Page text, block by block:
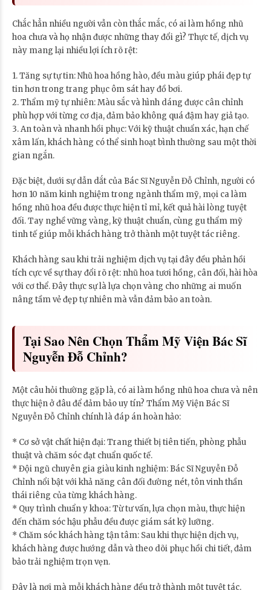
Chắc hẳn nhiều người vẫn còn thắc mắc, có ai làm hồng nhũ
hoa chưa và họ nhận được những thay đổi gì? Thực tế, dịch vụ
này mang lại nhiều lợi ích rõ rệt:
1. Tăng sự tự tin: Nhũ hoa hồng hào, đều màu giúp phái đẹp tự
tin hơn trong trang phục ôm sát hay đồ bơi.
2. Thẩm mỹ tự nhiên: Màu sắc và hình dáng được cân chỉnh
phù hợp với từng cơ địa, đảm bảo không quá đậm hay giả tạo.
3. An toàn và nhanh hồi phục: Với kỹ thuật chuẩn xác, hạn chế
xâm lấn, khách hàng có thể sinh hoạt bình thường sau một thời
gian ngắn.
Đặc biệt, dưới sự dẫn dắt của Bác Sĩ Nguyễn Đỗ Chỉnh, người có
hơn 10 năm kinh nghiệm trong ngành thẩm mỹ, mọi ca làm
hồng nhũ hoa đều được thực hiện tỉ mỉ, kết quả hài lòng tuyệt
đối. Tay nghề vững vàng, kỹ thuật chuẩn, cùng gu thẩm mỹ
tinh tế giúp mỗi khách hàng trở thành một tuyệt tác riêng.
Khách hàng sau khi trải nghiệm dịch vụ tại đây đều phản hồi
tích cực về sự thay đổi rõ rệt: nhũ hoa tươi hồng, cân đối, hài hòa
với cơ thể. Đây thực sự là lựa chọn vàng cho những ai muốn
nâng tầm vẻ đẹp tự nhiên mà vẫn đảm bảo an toàn.
Tại Sao Nên Chọn Thẩm Mỹ Viện Bác Sĩ
Nguyễn Đỗ Chỉnh?
Một câu hỏi thường gặp là, có ai làm hồng nhũ hoa chưa và nên
thực hiện ở đâu để đảm bảo uy tín? Thẩm Mỹ Viện Bác Sĩ
Nguyễn Đỗ Chỉnh chính là đáp án hoàn hảo:
* Cơ sở vật chất hiện đại: Trang thiết bị tiên tiến, phòng phẫu
thuật và chăm sóc đạt chuẩn quốc tế.
* Đội ngũ chuyên gia giàu kinh nghiệm: Bác Sĩ Nguyễn Đỗ
Chỉnh nổi bật với khả năng cân đối đường nét, tôn vinh thần
thái riêng của từng khách hàng.
* Quy trình chuẩn y khoa: Từ tư vấn, lựa chọn màu, thực hiện
đến chăm sóc hậu phẫu đều được giám sát kỹ lưỡng.
* Chăm sóc khách hàng tận tâm: Sau khi thực hiện dịch vụ,
khách hàng được hướng dẫn và theo dõi phục hồi chi tiết, đảm
bảo trải nghiệm trọn vẹn.
Đây là nơi mà mỗi khách hàng đều trở thành một tuyệt tác.